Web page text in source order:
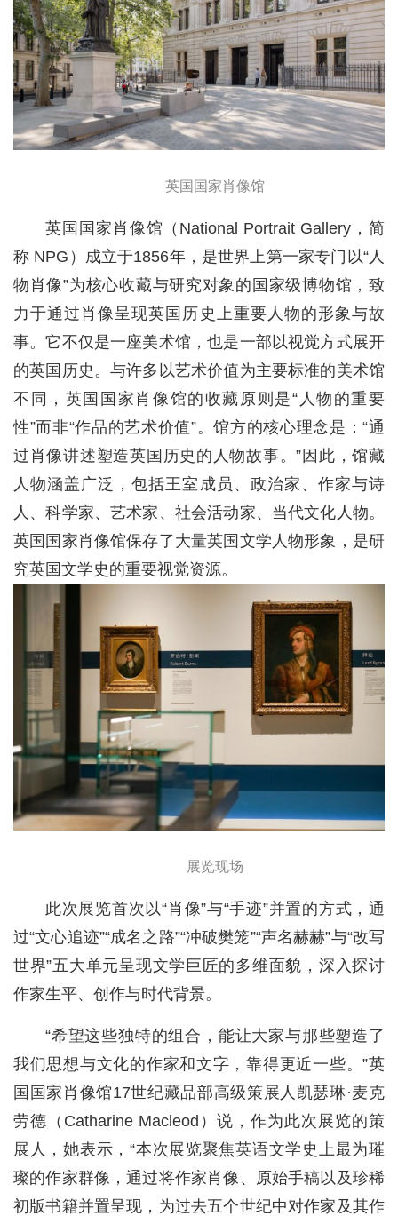
英国国家肖像馆
英国国家肖像馆（National Portrait Gallery，简
称 NPG）成立于1856年，是世界上第一家专门以“人
物肖像”为核心收藏与研究对象的国家级博物馆，致
力于通过肖像呈现英国历史上重要人物的形象与故
事。它不仅是一座美术馆，也是一部以视觉方式展开
的英国历史。与许多以艺术价值为主要标准的美术馆
不同，英国国家肖像馆的收藏原则是“人物的重要
性”而非“作品的艺术价值”。馆方的核心理念是：“通
过肖像讲述塑造英国历史的人物故事。”因此，馆藏
人物涵盖广泛，包括王室成员、政治家、作家与诗
人、科学家、艺术家、社会活动家、当代文化人物。
英国国家肖像馆保存了大量英国文学人物形象，是研
究英国文学史的重要视觉资源。
展览现场
此次展览首次以“肖像”与“手迹”并置的方式，通
过“文心追迹”“成名之路”“冲破樊笼”“声名赫赫”与“改写
世界”五大单元呈现文学巨匠的多维面貌，深入探讨
作家生平、创作与时代背景。
“希望这些独特的组合，能让大家与那些塑造了
我们思想与文化的作家和文字，靠得更近一些。”英
国国家肖像馆17世纪藏品部高级策展人凯瑟琳·麦克
劳德（Catharine Macleod）说，作为此次展览的策
展人，她表示，“本次展览聚焦英语文学史上最为璀
璨的作家群像，通过将作家肖像、原始手稿以及珍稀
初版书籍并置呈现，为过去五个世纪中对作家及其作